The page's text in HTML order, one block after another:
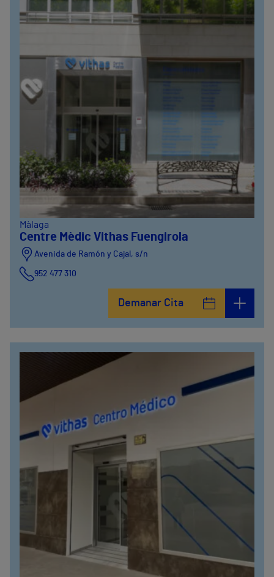
Màlaga
Centre Mèdic Vithas Fuengirola
Avenida de Ramón y Cajal, s/n
952 477 310
Demanar Cita